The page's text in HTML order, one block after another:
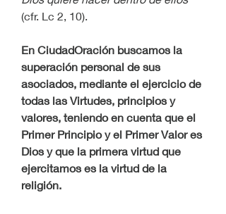
(cfr. Lc 2, 10).
En CiudadOración buscamos la
superación personal de sus
asociados, mediante el ejercicio de
todas las Virtudes, principios y
valores, teniendo en cuenta que el
Primer Principio y el Primer Valor es
Dios y que la primera virtud que
ejercitamos es la virtud de la
religión.